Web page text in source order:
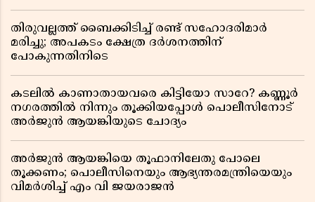
തിരുവല്ലത്ത് ബൈക്കിടിച്ച് രണ്ട് സഹോദരിമാർ
മരിച്ചു; അപകടം ക്ഷേത്ര ദർശനത്തിന്
പോകുന്നതിനിടെ
കടലിൽ കാണാതായവരെ കിട്ടിയോ സാറേ? കണ്ണൂർ
നഗരത്തിൽ നിന്നും തൂക്കിയപ്പോൾ പൊലീസിനോട്
അർജുൻ ആയങ്കിയുടെ ചോദ്യം
അർജുൻ ആയങ്കിയെ തൂഫാനിലേതു പോലെ
തൂക്കണം; പൊലീസിനെയും ആഭ്യന്തരമന്ത്രിയെയും
വിമർശിച്ച് എം വി ജയരാജൻ